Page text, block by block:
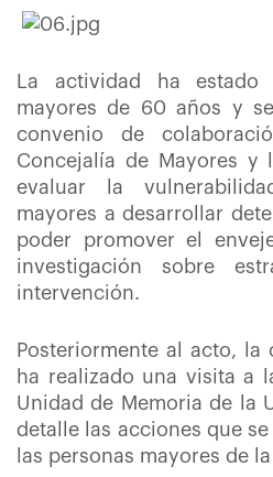
La actividad ha estado
mayores de 60 años y
convenio de
Concejalía de Mayores y
evaluar la
mayores a desarrollar
poder promover el
investigación sobre
intervención.
Posteriormente al acto, la
ha realizado una visita a
Unidad de Memoria de la
detalle las acciones que
las personas mayores de